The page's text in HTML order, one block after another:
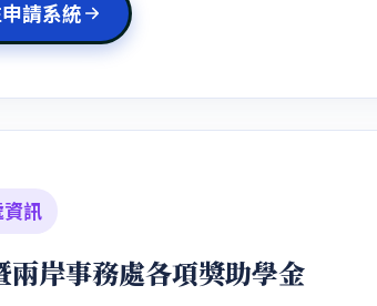
請系統
訊
兩岸事務處各項獎助學金